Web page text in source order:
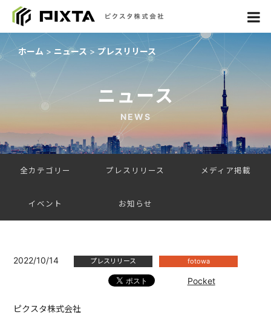
ホーム ニュース プレスリリース
ニュース
NEWS
全カテゴリー プレスリリース メディア掲載
イベント お知らせ
2022/10/14 プレスリリース fotowa
Pocket
ピクスタ株式会社